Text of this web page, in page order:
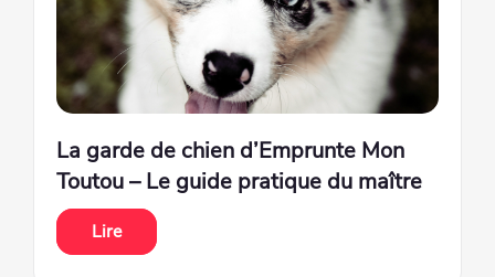
La garde de chien d’Emprunte Mon
Toutou – Le guide pratique du maître
Lire